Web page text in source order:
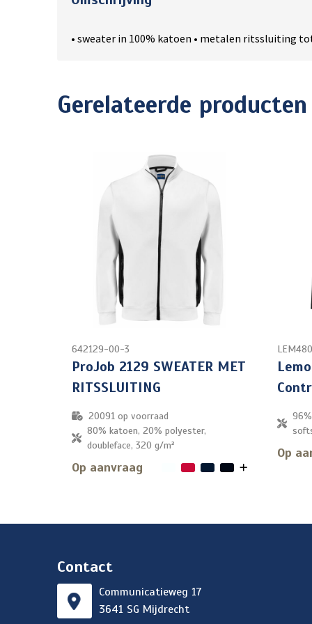
• sweater in 100% katoen • metalen ritssluiting
Gerelateerde producten
642129-00-3
ProJob 2129 SWEATER MET
RITSSLUITING
20091op voorraad
80% katoen, 20% polyester,
doubleface, 320 g/m²
Op aanvraag
Op
Contact
Communicatieweg 17
3641 SG Mijdrecht